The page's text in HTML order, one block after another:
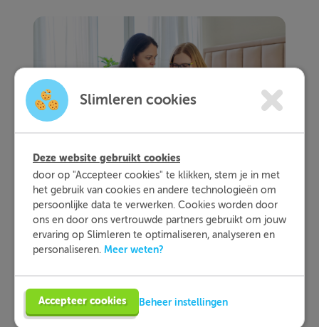
3. Haal verschillende tijdschriften
in huis
Je kind leert de meeste woorden door
uitleest. Gelukkig is er een veel leukere manier
om informatieve teksten te lezen, namelijk
Slimleren cookies
Deze website gebruikt cookies
door op "Accepteer cookies" te klikken, stem je in met
het gebruik van cookies en andere technologieën om
persoonlijke data te verwerken. Cookies worden door
ons en door ons vertrouwde partners gebruikt om jouw
ervaring op Slimleren te optimaliseren, analyseren en
personaliseren. Meer weten?
Accepteer cookies Beheer instellingen